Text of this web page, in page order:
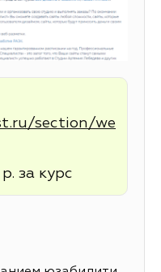
section/we
за курс